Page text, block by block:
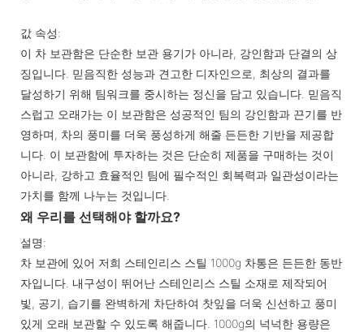
값 속성:
이 차 보관함은 단순한 보관 용기가 아니라, 강인함과 단결의 상
징입니다. 믿음직한 성능과 견고한 디자인으로, 최상의 결과를
달성하기 위해 팀워크를 중시하는 정신을 담고 있습니다. 믿음직
스럽고 오래가는 이 보관함은 성공적인 팀의 강인함과 끈기를 반
영하며, 차의 풍미를 더욱 풍성하게 해줄 든든한 기반을 제공합
니다. 이 보관함에 투자하는 것은 단순히 제품을 구매하는 것이
아니라, 강하고 효율적인 팀에 필수적인 회복력과 일관성이라는
가치를 함께 나누는 것입니다.
왜 우리를 선택해야 할까요?
설명:
차 보관에 있어 저희 스테인리스 스틸 1000g 차통은 든든한 동반
자입니다. 내구성이 뛰어난 스테인리스 스틸 소재로 제작되어
빛, 공기, 습기를 완벽하게 차단하여 찻잎을 더욱 신선하고 풍미
있게 오래 보관할 수 있도록 해줍니다. 1000g의 넉넉한 용량은